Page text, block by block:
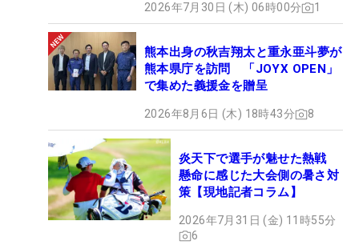
2026年7月30日 (木) 06時00分 1
熊本出身の秋吉翔太と重永亜斗夢が
熊本県庁を訪問 「JOYX OPEN」
で集めた義援金を贈呈
2026年8月6日 (木) 18時43分 8
炎天下で選手が魅せた熱戦
懸命に感じた大会側の暑さ対
策【現地記者コラム】
2026年7月31日 (金) 11時55分
6